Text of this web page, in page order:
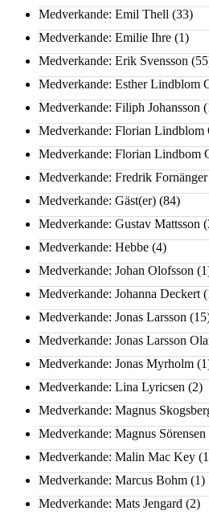
Medverkande: Emil Thell (33)
Medverkande: Emilie Ihre (1)
Medverkande: Erik Svensson
Medverkande: Esther Lindblom
Medverkande: Filiph Johansson
Medverkande: Florian Lindblom
Medverkande: Florian Lindbom
Medverkande: Fredrik Fornänger
Medverkande: Gäst(er) (84)
Medverkande: Gustav Mattsson
Medverkande: Hebbe (4)
Medverkande: Johan Olofsson
Medverkande: Johanna Deckert
Medverkande: Jonas Larsson
Medverkande: Jonas Larsson
Medverkande: Jonas Myrholm
Medverkande: Lina Lyricsen (2)
Medverkande: Magnus
Medverkande: Magnus Sörensen
Medverkande: Malin Mac Key
Medverkande: Marcus Bohm (1)
Medverkande: Mats Jengard (2)